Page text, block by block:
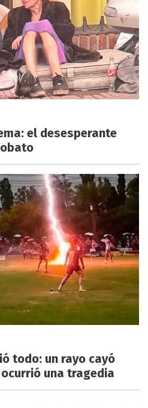
el desesperante
todo: un rayo cayó
una tragedia